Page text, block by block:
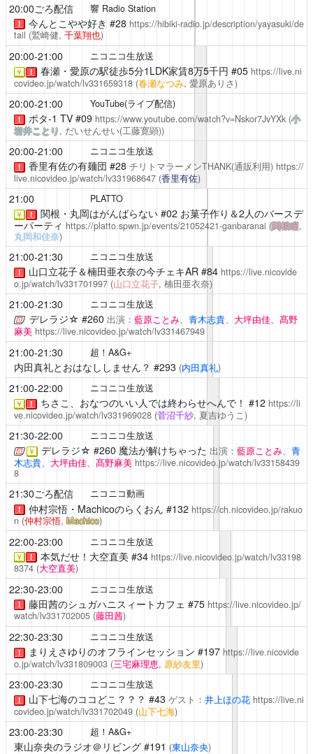
20:00ごろ配信 響 Radio Station
！ 今んとこやや好き #28 https://hibiki-radio.jp/description/yayasuki/de
tail (鷲崎健, 千葉翔也)
20:00-21:00 ニコニコ生放送
￥ ！ 春瀬・愛原の駅徒歩5分1LDK家賃8万5千円 #05 https://live.ni
covideo.jp/watch/lv331659318 (春瀬なつみ, 愛原ありさ)
20:00-21:00 YouTube(ライブ配信)
！ ポタ-1 TV#09 https://www.youtube.com/watch?v=Nskor7JvYXk (小
岩井ことり, だいせんせい(工藤寛顕))
20:00-21:00 ニコニコ生放送
！ 香里有佐の有麺団 #28 チリトマラーメンTHANK(通販利用) https://
live.nicovideo.jp/watch/lv331968647 (香里有佐)
21:00 PLATTO
￥ ！ 関根・丸岡はがんばらない#02 お菓子作り＆2人のバースデ
ーパーティ https://platto.spwn.jp/events/21052421-ganbaranai (関根瞳,
丸岡和佳奈)
21:00-21:30 ニコニコ生放送
！ 山口立花子＆楠田亜衣奈の今チェキAR#84 https://live.nicovide
o.jp/watch/lv331701997 (山口立花子, 楠田亜衣奈)
21:00-21:30 ニコニコ生放送
デレラジ☆ #260 出演： 藍原ことみ、 青木志貴、 大坪由佳、 髙野
麻美 https://live.nicovideo.jp/watch/lv331467949
21:00-21:30 超！A&G+
内田真礼とおはなししません？ #293 (内田真礼)
21:00-22:00 ニコニコ生放送
￥ ！ ちさこ、おなつのいい人では終わらせへんで！ #12 https://li
ve.nicovideo.jp/watch/lv331969028 (菅沼千紗, 夏吉ゆうこ)
21:30-22:00 ニコニコ生放送
￥ デレラジ☆ #260 魔法が解けちゃった 出演： 藍原ことみ、 青
木志貴、 大坪由佳、 髙野麻美 https://live.nicovideo.jp/watch/lv33158439
8
21:30ごろ配信 ニコニコ動画
！ 仲村宗悟・Machicoのらくおん #132 https://ch.nicovideo.jp/rakuo
n (仲村宗悟, Machico)
22:00-23:00 ニコニコ生放送
￥ ！ 本気だせ！大空直美 #34 https://live.nicovideo.jp/watch/lv33198
8374 (大空直美)
22:30-23:00 ニコニコ生放送
！ 藤田茜のシュガハニスィートカフェ #75 https://live.nicovideo.jp/
watch/lv331702005 (藤田茜)
22:30-23:30 ニコニコ生放送
！ まりえさゆりのオフラインセッション #197 https://live.nicovide
o.jp/watch/lv331809003 (三宅麻理恵, 原紗友里)
23:00-23:30 ニコニコ生放送
！ 山下七海のココどこ？？？ #43 ゲスト： 井上ほの花 https://live.ni
covideo.jp/watch/lv331702049 (山下七海)
23:00-23:30 超！A&G+
東山奈央のラジオ＠リビング#191 (東山奈央)